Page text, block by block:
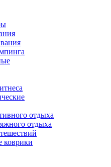
отдыха
отдыха
коврики